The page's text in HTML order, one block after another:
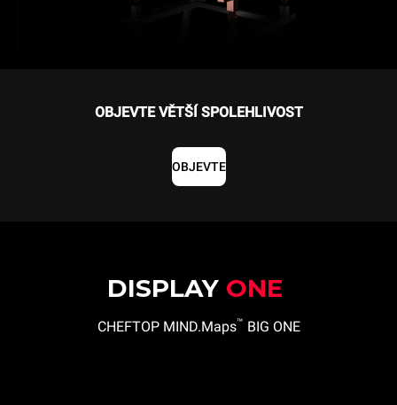
OBJEVTE VĚTŠÍ SPOLEHLIVOST
OBJEVTE
DISPLAY ONE
CHEFTOP MIND.Maps™ BIG ONE